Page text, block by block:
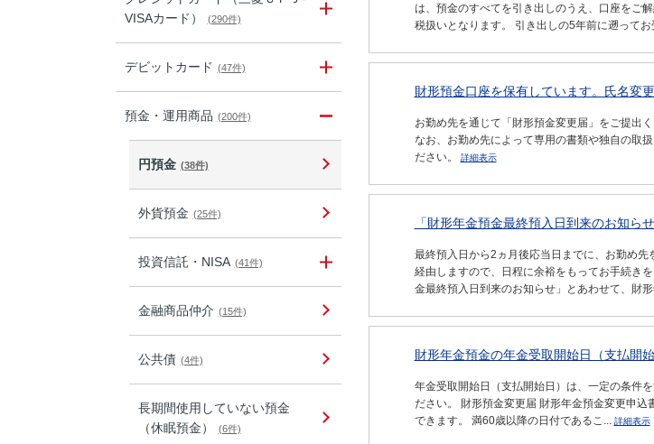
VISAカード）
(290件)
デビットカード (47件)
預金・運用商品 (200件)
円預金 (38件)
外貨預金 (25件)
投資信託・NISA (41件)
金融商品仲介 (15件)
公共債 (4件)
長期間使用していない預金
（休眠預金）
(6件)
は、預金のすべてを引き出しのうえ、口座をご
税扱いとなります。 引き出しの5年前に遡ってお
財形預金口座を保有しています。氏名変
お勤め先を通じて「財形預金変更届」をご提出
なお、お勤め先によって専用の書類や独自の取
ださい。
詳細表示
「財形年金預金最終預入日到来のお知ら
最終預入日から2ヵ月後応当日までに、お勤め
経由しますので、日程に余裕をもってお手続き
金最終預入日到来のお知らせ」とあわせて、財
財形年金預金の年金受取開始日（支払開
年金受取開始日（支払開始日）は、一定の条件
ださい。 財形預金変更届 財形年金預金変更申
できます。 満60歳以降の日付であるこ... 詳細表示